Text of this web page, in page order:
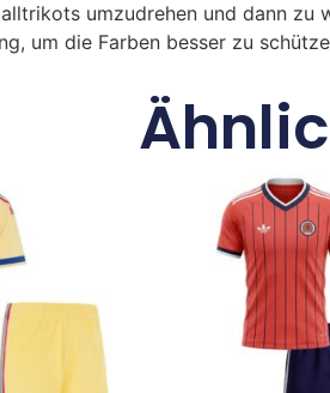
umzudrehen und dann zu
um die Farben besser zu